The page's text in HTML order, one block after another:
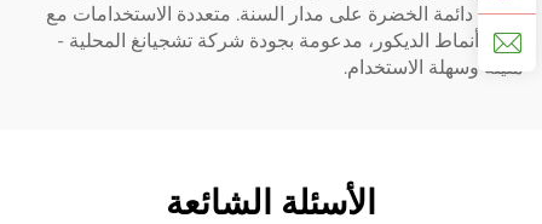
وتبقى دائمة الخضرة على مدار السنة. متعددة الاستخدامات مع
جميع أنماط الديكور، مدعومة بجودة شركة تشجيانغ المحلية -
متينة وسهلة الاستخدام.
الأسئلة الشائعة